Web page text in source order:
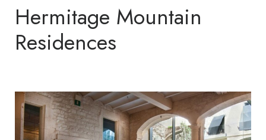
Hermitage Mountain
Residences